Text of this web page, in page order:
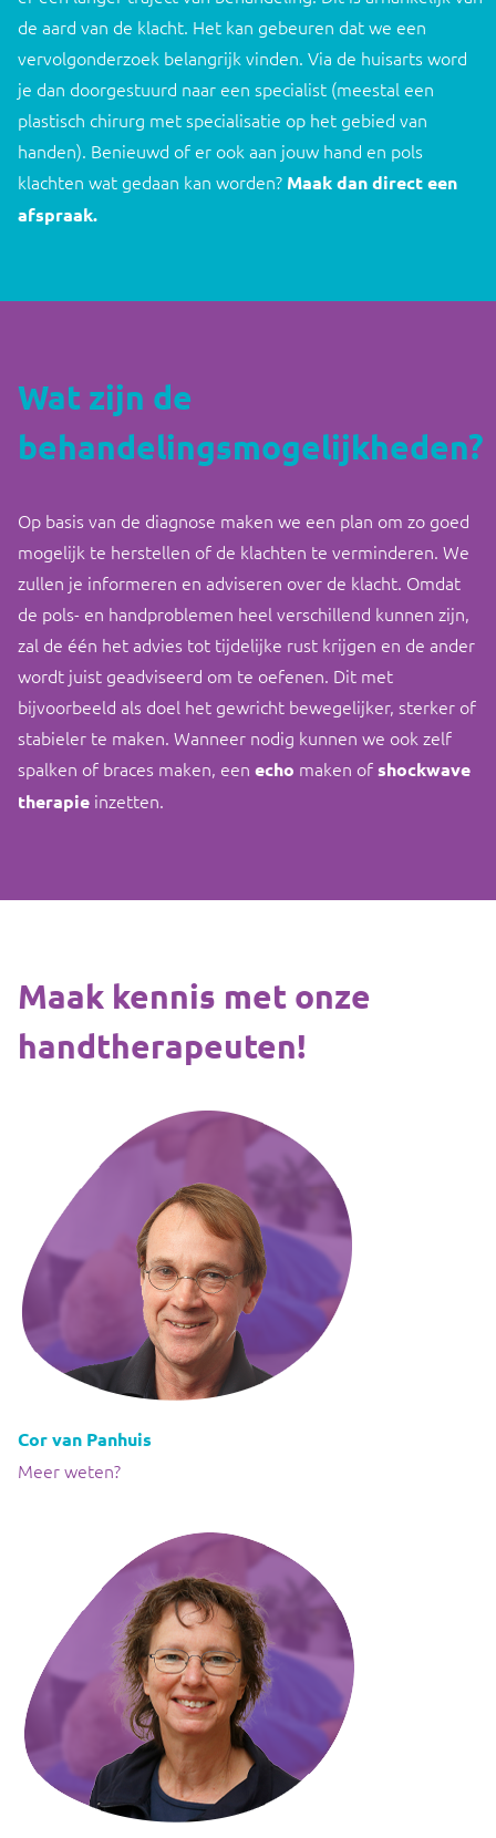
de aard van de klacht. Het kan gebeuren dat we een
vervolgonderzoek belangrijk vinden. Via de huisarts word
je dan doorgestuurd naar een specialist (meestal een
plastisch chirurg met specialisatie op het gebied van
handen). Benieuwd of er ook aan jouw hand en pols
klachten wat gedaan kan worden? Maak dan direct een
afspraak.
Wat zijn de
behandelingsmogelijkheden?
Op basis van de diagnose maken we een plan om zo goed
mogelijk te herstellen of de klachten te verminderen. We
zullen je informeren en adviseren over de klacht. Omdat
de pols- en handproblemen heel verschillend kunnen zijn,
zal de één het advies tot tijdelijke rust krijgen en de ander
wordt juist geadviseerd om te oefenen. Dit met
bijvoorbeeld als doel het gewricht bewegelijker, sterker of
stabieler te maken. Wanneer nodig kunnen we ook zelf
spalken of braces maken, een echo maken ofshockwave
therapie inzetten.
Maak kennis met onze
handtherapeuten!
Cor van Panhuis
Meer weten?